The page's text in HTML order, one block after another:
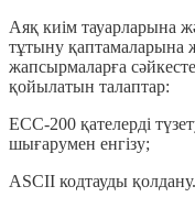
Аяқ киім тауарларына
тұтыну қаптамаларына
жапсырмаларға
қойылатын талаптар:
ЕСС-200 қателерді
шығарумен енгізу;
ASCII кодтауды қолдану.